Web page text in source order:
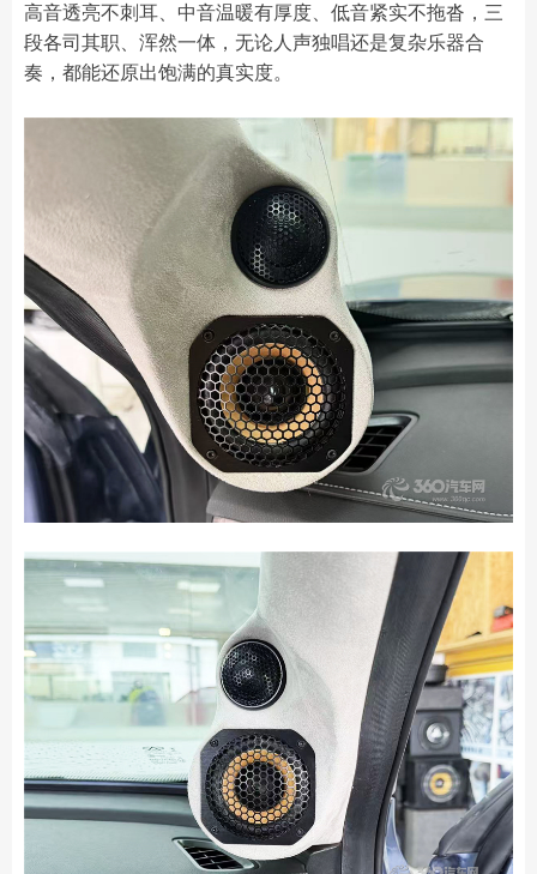
高音透亮不刺耳、中音温暖有厚度、低音紧实不拖沓，三
段各司其职、浑然一体，无论人声独唱还是复杂乐器合
奏，都能还原出饱满的真实度。